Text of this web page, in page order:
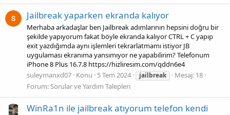
Jailbreak yaparken ekranda kalıyor
Merhaba arkadaşlar ben Jailbreak adımlarının hepsini doğru bir
şekilde yapıyorum fakat böyle ekranda kalıyor CTRL + C yapıp
exit yazdığımda aynı işlemleri tekrarlatmamı istiyor JB
uygulaması ekranıma yansımıyor ne yapabilirim? Telefonum
iPhone 8 Plus 16.7.8 https://hizliresim.com/qddn6e4
suleymanxd07 Konu 5 Tem 2024 jailbreak
Mesaj: 18
Forum:Sorular ve Yardım Talepleri
WinRa1n ile jailbreak atıyorum telefon kendi